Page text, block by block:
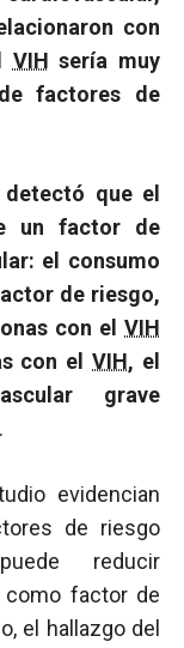
con
VIH sería muy
factores de
que el
un factor de
el consumo
de riesgo,
con el VIH
con elVIH, el
grave
.
evidencian
de riesgo
reducir
como factor de
el hallazgo del